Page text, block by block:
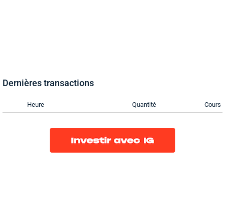
Dernières transactions
Heure Quantité Cours